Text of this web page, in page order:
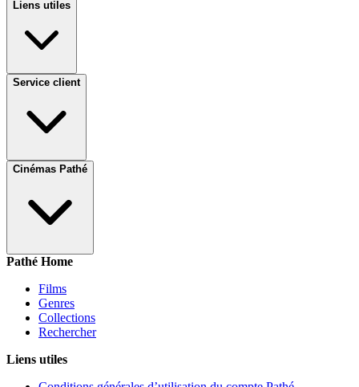
Liens utiles
Service client
Cinémas Pathé
Pathé Home
Films
Genres
Collections
Rechercher
Liens utiles